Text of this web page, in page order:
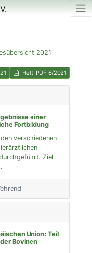
2021
Heft-PDF 6/2021
einer
Fortbildung
verschiedenen
Ziel
Union:Teil
Bovinen